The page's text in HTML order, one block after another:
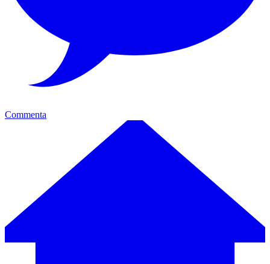
Commenta